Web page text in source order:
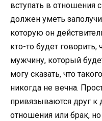
вступать в отношения
должен уметь
которую он
кто-то будет говорить,
мужчину, который
могу сказать, что
никогда не вечна.
привязываются друг к
отношения или брак,